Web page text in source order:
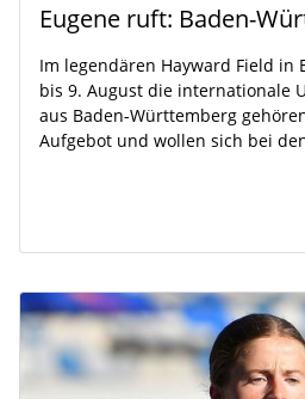
Im legendären Hayward Field in
bis 9. August die internationale
aus Baden-Württemberg
Aufgebot und wollen sich bei